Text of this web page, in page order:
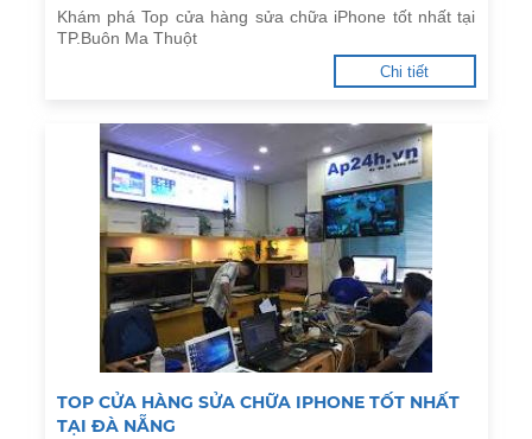
Khám phá Top cửa hàng sửa chữa iPhone tốt nhất tại
TP.Buôn Ma Thuột
Chi tiết
TOP CỬA HÀNG SỬA CHỮA IPHONE TỐT NHẤT
TẠI ĐÀ NẴNG